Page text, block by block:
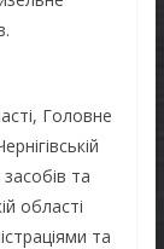
Головне
та
області
та